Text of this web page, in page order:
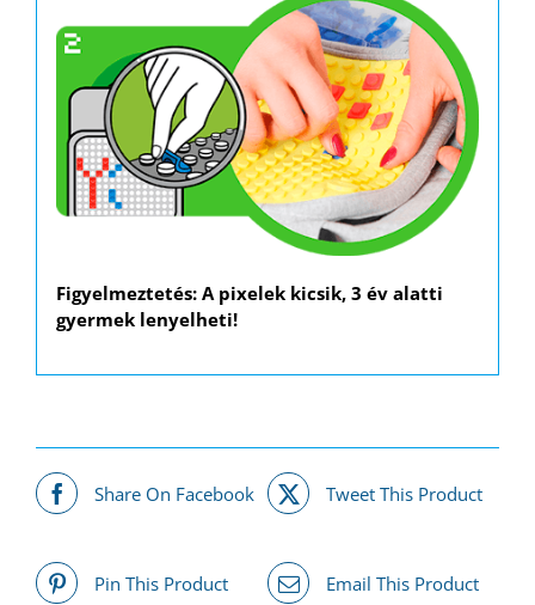
Figyelmeztetés: A pixelek kicsik, 3 év alatti
gyermek lenyelheti!
Share On Facebook Tweet This Product
Pin This Product Email This Product